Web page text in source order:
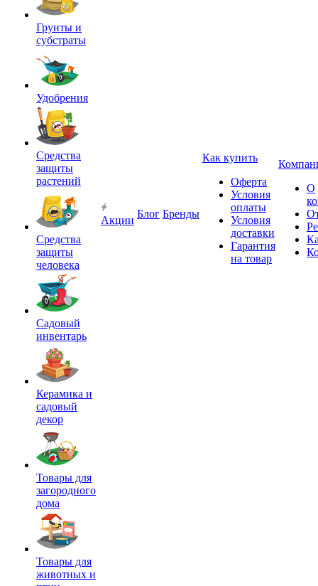
Грунты и
субстраты
Удобрения
Средства
защиты
растений
Средства
защиты
человека
Садовый
инвентарь
Керамика и
садовый
декор
Товары для
загородного
дома
Товары для
животных и
Акции
Блог Бренды
Как купить
Оферта
Условия
оплаты
Условия
доставки
Гарантия
на товар
О